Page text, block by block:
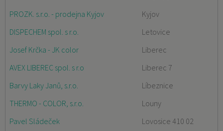
PROZK. s.r.o. - prodejna Kyjov
Kyjov
DISPECHEM spol. s r.o.
Letovice
Josef Krčka - JK color
Liberec
AVEX LIBEREC spol. s r.o
Liberec 7
Barvy Laky Janů, s.r.o.
Líbeznice
THERMO - COLOR, s.r.o.
Louny
Pavel Sládeček
Lovosice 410 02